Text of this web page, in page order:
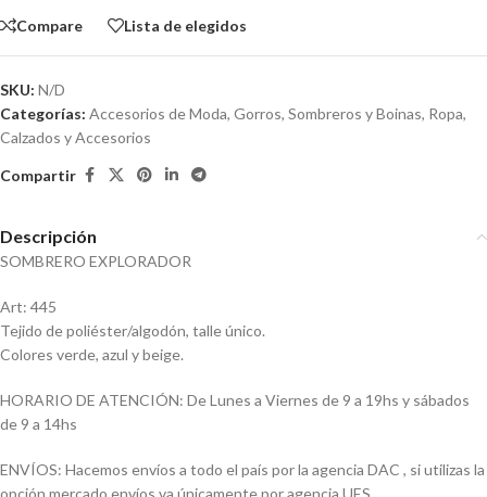
Compare Lista de elegidos
SKU: N/D
Categorías: Accesorios de Moda, Gorros, Sombreros y Boinas, Ropa,
Calzados y Accesorios
Compartir
Descripción
SOMBRERO EXPLORADOR
Art: 445
Tejido de poliéster/algodón, talle único.
Colores verde, azul y beige.
HORARIO DE ATENCIÓN: De Lunes a Viernes de 9 a 19hs y sábados
de 9 a 14hs
ENVÍOS: Hacemos envíos a todo el país por la agencia DAC , si utilizas la
opción mercado envíos va únicamente por agencia UES